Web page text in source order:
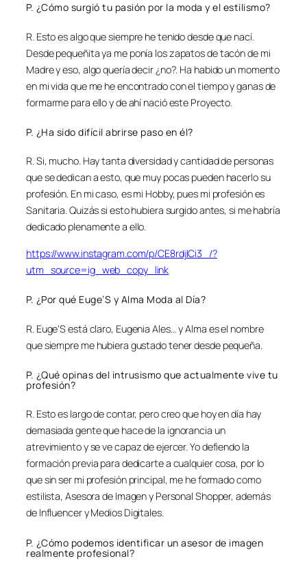
P. ¿Cómo surgió tu pasión por la moda y el estilismo?
R. Esto es algo que siempre he tenido desde que nací.
Desde pequeñita ya me ponía los zapatos de tacón de mi
Madre y eso, algo quería decir ¿no?. Ha habido un momento
en mi vida que me he encontrado con el tiempo y ganas de
formarme para ello y de ahí nació este Proyecto.
P. ¿Ha sido difícil abrirse paso en él?
R. Si, mucho. Hay tanta diversidad y cantidad de personas
que se dedican a esto, que muy pocas pueden hacerlo su
profesión. En mi caso, es mi Hobby, pues mi profesión es
Sanitaria. Quizás si esto hubiera surgido antes, si me habría
dedicado plenamente a ello.
https://www.instagram.com/p/CE8rdjICi3_/?
utm_source=ig_web_copy_link
P. ¿Por qué Euge’S y Alma Moda al Día?
R. Euge’S está claro, Eugenia Ales… y Alma es el nombre
que siempre me hubiera gustado tener desde pequeña.
P. ¿Qué opinas del intrusismo que actualmente vive tu
profesión?
R. Esto es largo de contar, pero creo que hoy en día hay
demasiada gente que hace de la ignorancia un
atrevimiento y se ve capaz de ejercer. Yo defiendo la
formación previa para dedicarte a cualquier cosa, por lo
que sin ser mi profesión principal, me he formado como
estilista, Asesora de Imagen y Personal Shopper, además
de Influencer y Medios Digitales.
P. ¿Cómo podemos identificar un asesor de imagen
realmente profesional?